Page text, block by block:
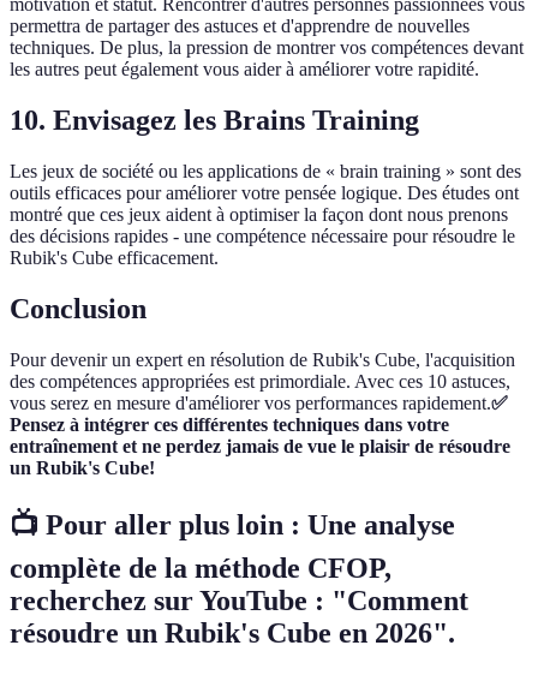
motivation et statut. Rencontrer d'autres personnes passionnées vous
permettra de partager des astuces et d'apprendre de nouvelles
techniques. De plus, la pression de montrer vos compétences devant
les autres peut également vous aider à améliorer votre rapidité.
10. Envisagez les Brains Training
Les jeux de société ou les applications de « brain training » sont des
outils efficaces pour améliorer votre pensée logique. Des études ont
montré que ces jeux aident à optimiser la façon dont nous prenons
des décisions rapides - une compétence nécessaire pour résoudre le
Rubik's Cube efficacement.
Conclusion
Pour devenir un expert en résolution de Rubik's Cube, l'acquisition
des compétences appropriées est primordiale. Avec ces 10 astuces,
vous serez en mesure d'améliorer vos performances rapidement.✅
Pensez à intégrer ces différentes techniques dans votre
entraînement et ne perdez jamais de vue le plaisir de résoudre
un Rubik's Cube!
📺 Pour aller plus loin : Une analyse
complète de la méthode CFOP,
recherchez sur YouTube : "Comment
résoudre un Rubik's Cube en 2026".